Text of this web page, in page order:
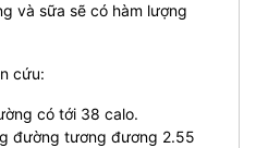
và sữa sẽ có hàm lượng
cứu:
có tới 38 calo.
đường tương đương 2.55